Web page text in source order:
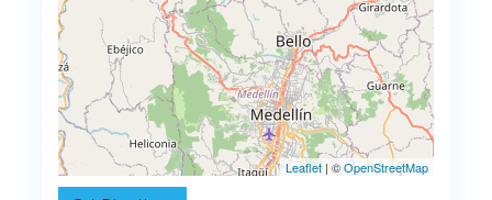
Leaflet| ©OpenStreetMap